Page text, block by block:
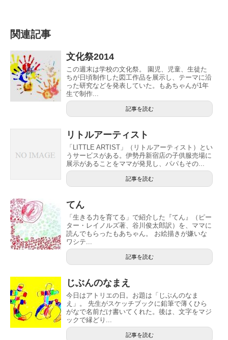
関連記事
文化祭2014
この週末は学校の文化祭。 園児、児童、生徒た
ちが日頃制作した図工作品を展示し、テーマに沿
った研究などを発表していた。もあちゃんが1年
生で制作...
記事を読む
リトルアーティスト
「LITTLE ARTIST」（リトルアーティスト）とい
うサービスがある。伊勢丹新宿店の子供服売場に
展示があることをママが発見し、パパもその...
記事を読む
てん
「生きる力を育てる」で紹介した『てん』（ピー
ター・レイノルズ著、谷川俊太郎訳）を、ママに
読んでもらったもあちゃん。 お絵描きが嫌いな
ワシテ...
記事を読む
じぶんのなまえ
今日はアトリエの日。お題は「じぶんのなま
え」。 先生がスケッチブックに鉛筆で薄くひら
がなで名前だけ書いてくれた。後は、文字をマジ
ックで縁どり...
記事を読む